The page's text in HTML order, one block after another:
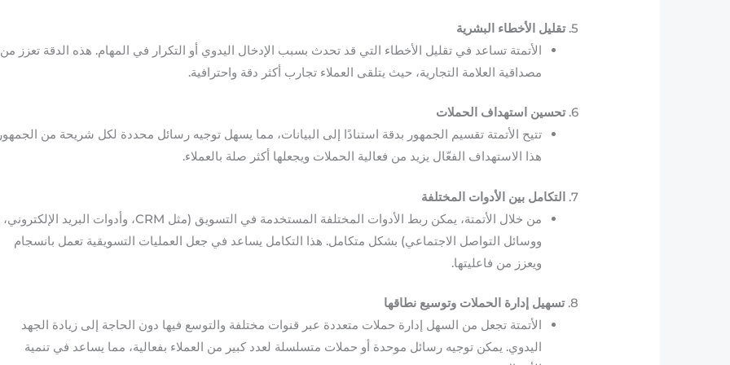
5. تقليل الأخطاء البشرية
الأتمتة تساعد في تقليل الأخطاء التي قد تحدث بسبب الإدخال اليدوي أو التكرار في المهام. هذه الدقة تعزز من
مصداقية العلامة التجارية، حيث يتلقى العملاء تجارب أكثر دقة واحترافية.
6. تحسين استهداف الحملات
تتيح الأتمتة تقسيم الجمهور بدقة استنادًا إلى البيانات، مما يسهل توجيه رسائل محددة لكل شريحة من
هذا الاستهداف الفعّال يزيد من فعالية الحملات ويجعلها أكثر صلة بالعملاء.
7. التكامل بين الأدوات المختلفة
من خلال الأتمتة، يمكن ربط الأدوات المختلفة المستخدمة في التسويق (مثل CRM، وأدوات البريد الإلكتروني،
ووسائل التواصل الاجتماعي) بشكل متكامل. هذا التكامل يساعد في جعل العمليات التسويقية تعمل بانسجام
ويعزز من فاعليتها.
8. تسهيل إدارة الحملات وتوسيع نطاقها
الأتمتة تجعل من السهل إدارة حملات متعددة عبر قنوات مختلفة والتوسع فيها دون الحاجة إلى زيادة الجهد
اليدوي. يمكن توجيه رسائل موحدة أو حملات متسلسلة لعدد كبير من العملاء بفعالية، مما يساعد في تنمية